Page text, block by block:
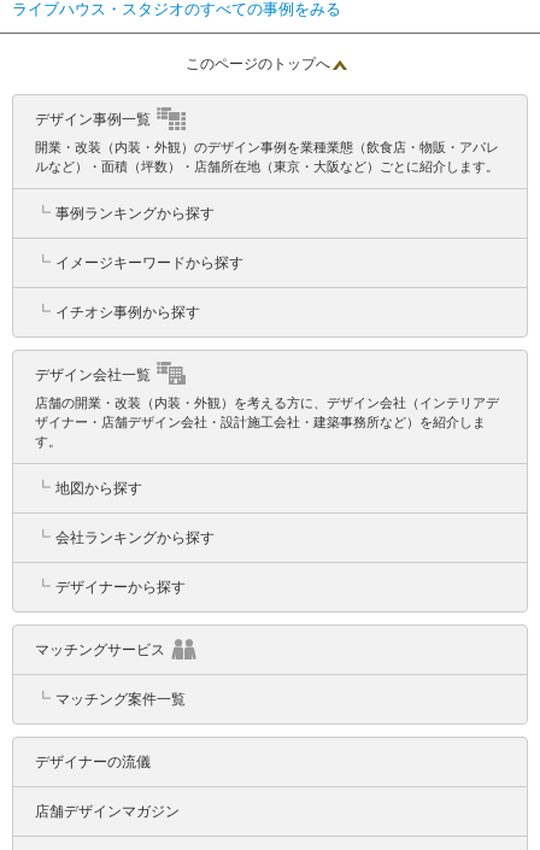
ライブハウス・スタジオのすべての事例をみる
このページのトップへ
デザイン事例一覧
開業・改装（内装・外観）のデザイン事例を業種業態（飲食店・物販・アパレ
ルなど）・面積（坪数）・店舗所在地（東京・大阪など）ごとに紹介します。
┗ 事例ランキングから探す
┗ イメージキーワードから探す
┗ イチオシ事例から探す
デザイン会社一覧
店舗の開業・改装（内装・外観）を考える方に、デザイン会社（インテリアデ
ザイナー・店舗デザイン会社・設計施工会社・建築事務所など）を紹介しま
す。
┗ 地図から探す
┗ 会社ランキングから探す
┗ デザイナーから探す
マッチングサービス
┗ マッチング案件一覧
デザイナーの流儀
店舗デザインマガジン